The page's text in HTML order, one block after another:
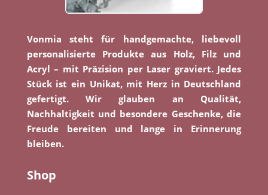
Vonmia steht für handgemachte, liebevoll
personalisierte Produkte aus Holz, Filz und
Acryl – mit Präzision per Laser graviert. Jedes
Stück ist ein Unikat, mit Herz in Deutschland
gefertigt. Wir glauben an Qualität,
Nachhaltigkeit und besondere Geschenke, die
Freude bereiten und lange in Erinnerung
bleiben.
Shop